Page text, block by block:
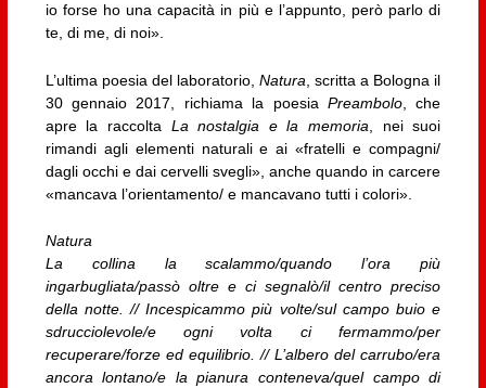
io forse ho una capacità in più e l’appunto, però parlo di
te, di me, di noi».
L’ultima poesia del laboratorio, Natura , scritta a Bologna il
30 gennaio 2017, richiama la poesia Preambolo, che
apre la raccolta La nostalgia e la memoria , nei suoi
rimandi agli elementi naturali e ai «fratelli e compagni/
dagli occhi e dai cervelli svegli», anche quando in carcere
«mancava l’orientamento/ e mancavano tutti i colori».
Natura
La collina la scalammo/quando l’ora più
ingarbugliata/passò oltre e ci segnalò/il centro preciso
della notte. // Incespicammo più volte/sul campo buio e
sdrucciolevole/e ogni volta ci fermammo/per
recuperare/forze ed equilibrio. // L’albero del carrubo/era
ancora lontano/e la pianura conteneva/quel campo di